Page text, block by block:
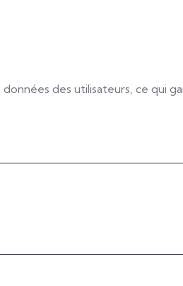
des utilisateurs, ce qui